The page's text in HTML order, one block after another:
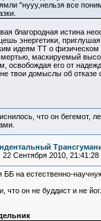
"нууу,нельзя все
благородная истина
энергетики,
идеям ТТ о
маскируемый
освобождая его от
твои домыслы об отказе
что он бегемот,
22 Сентября 2010, 21:41:28
ББ на естественно-
что он не буддист и не